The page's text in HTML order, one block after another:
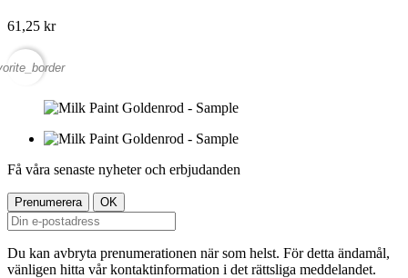
61,25 kr
Få våra senaste nyheter och erbjudanden
Du kan avbryta prenumerationen när som helst. För detta ändamål,
vänligen hitta vår kontaktinformation i det rättsliga meddelandet.